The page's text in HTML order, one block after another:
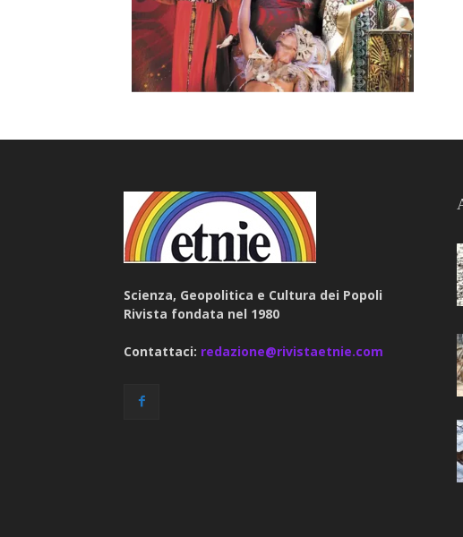
Scienza, Geopolitica e Cultura dei Popoli
Rivista fondata nel 1980
Contattaci: redazione@rivistaetnie.com